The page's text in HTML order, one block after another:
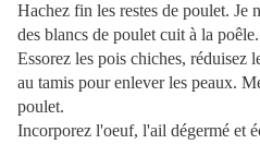
Hachez fin les restes de poulet. Je
des blancs de poulet cuit à la poêle.
Essorez les pois chiches, réduisez
au tamis pour enlever les peaux.
poulet.
Incorporez l'oeuf, l'ail dégermé et